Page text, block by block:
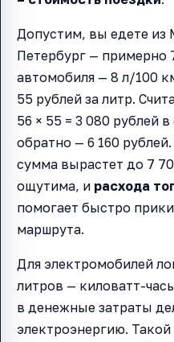
Допустим, вы едете из
Петербург — примерно
автомобиля — 8 л/100
55 рублей за литр.
56 × 55 = 3 080 рублей
обратно — 6 160
сумма вырастет до 7
ощутима, и расхода
помогает быстро
маршрута.
Для электромобилей
литров — киловатт-
в денежные затраты
электроэнергию.